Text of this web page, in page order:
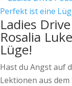
Ladies
Rosalia
Lüge!
Hast du Angst auf
Lektionen aus